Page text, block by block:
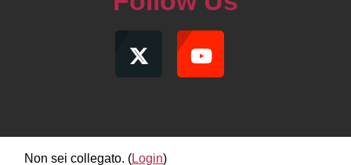
Non sei collegato. (Login)